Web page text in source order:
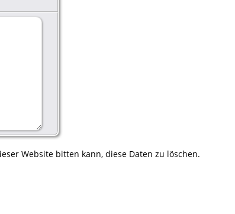
Website bitten kann, diese Daten zu löschen.